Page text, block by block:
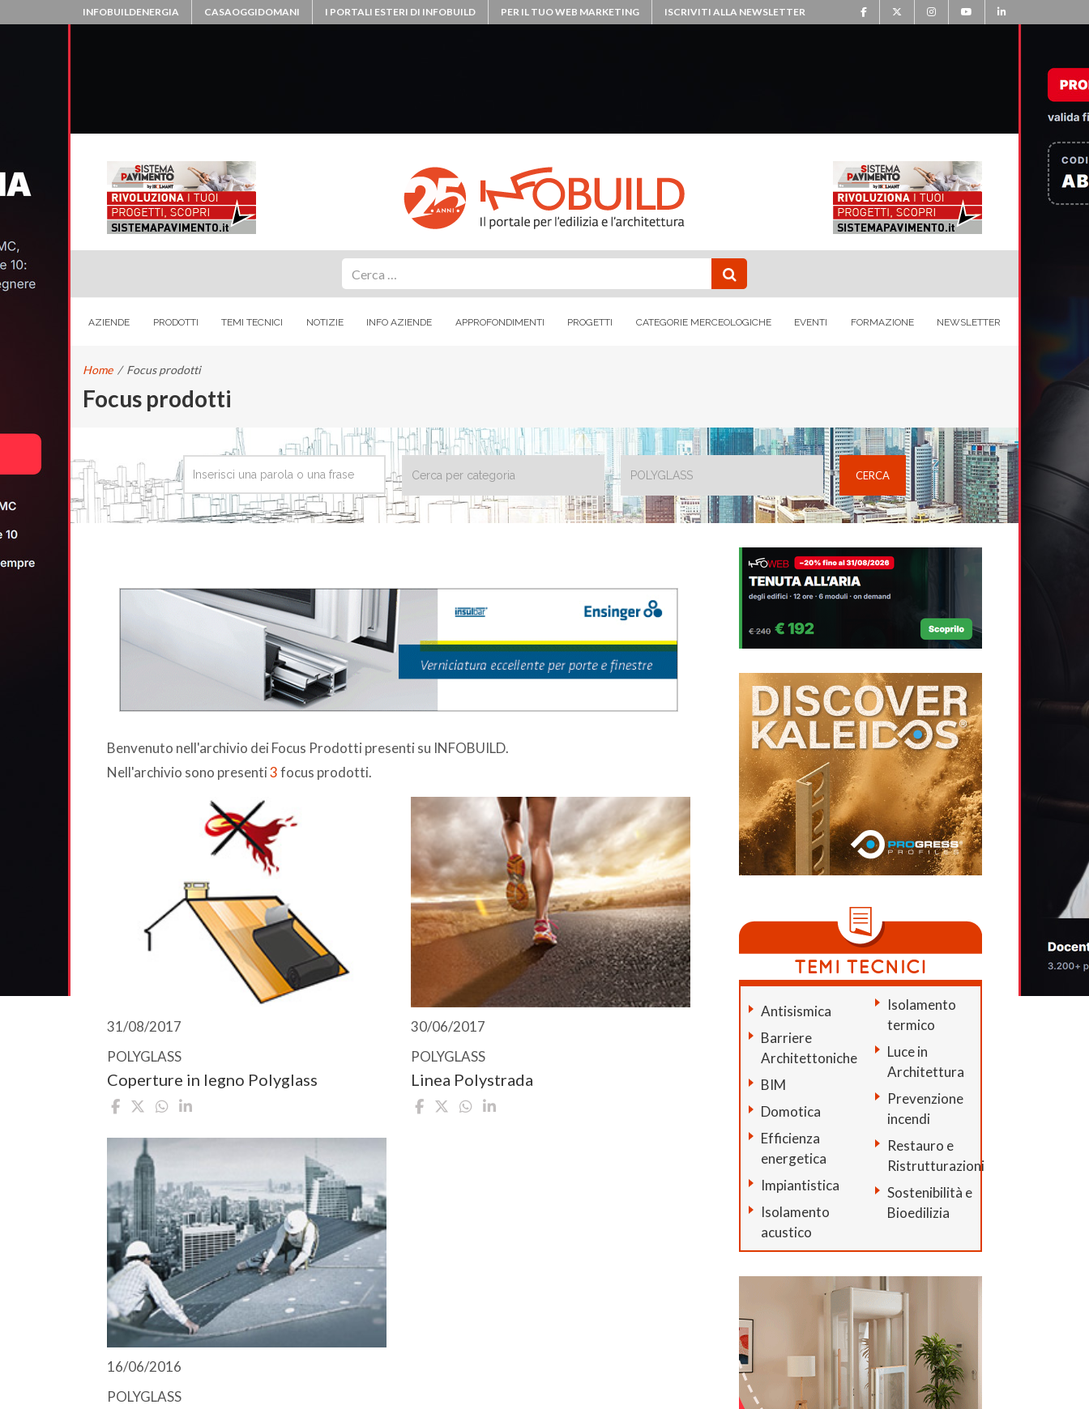
INFOBUILDENERGIA CASAOGGIDOMANI I PORTALI ESTERI DI INFOBUILD PER IL TUO WEB MARKETING ISCRIVITI ALLA NEWSLETTER
AZIENDE PRODOTTI TEMI TECNICI NOTIZIE INFO AZIENDE APPROFONDIMENTI PROGETTI CATEGORIE MERCEOLOGICHE EVENTI FORMAZIONE NEWSLETTER
Home / Focus prodotti
Focus prodotti
CERCA
Benvenuto nell'archivio dei Focus Prodotti presenti su INFOBUILD.
Nell'archivio sono presenti3focus prodotti.
31/08/2017
POLYGLASS
Coperture in legno Polyglass
30/06/2017
POLYGLASS
Linea Polystrada
16/06/2016
POLYGLASS
Antisismica
Barriere
Architettoniche
BIM
Domotica
Efficienza
energetica
Impiantistica
Isolamento
acustico
Isolamento
termico
Luce in
Architettura
Prevenzione
incendi
Restauro e
Ristrutturazioni
Sostenibilità e
Bioedilizia